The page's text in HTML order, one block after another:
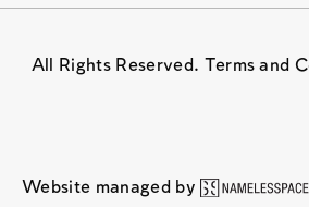
© 2020 All Rights Reserved. Terms
Website managed by